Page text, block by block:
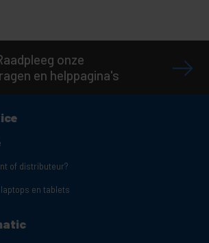
onze
en helppagina's
of distributeur?
en tablets